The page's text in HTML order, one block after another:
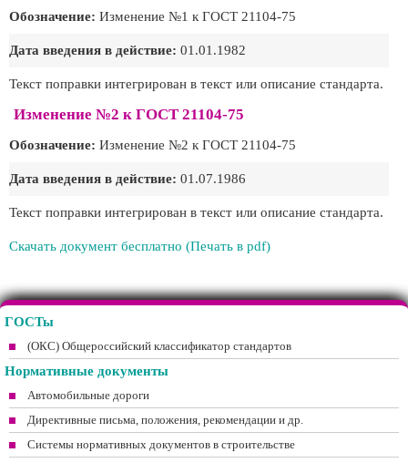
Обозначение: Изменение №1 к ГОСТ 21104-75
Дата введения в действие: 01.01.1982
Текст поправки интегрирован в текст или описание стандарта.
Изменение №2 к ГОСТ 21104-75
Обозначение: Изменение №2 к ГОСТ 21104-75
Дата введения в действие: 01.07.1986
Текст поправки интегрирован в текст или описание стандарта.
Скачать документ бесплатно (Печать в pdf)
ГОСТы
(ОКС) Общероссийский классификатор стандартов
Нормативные документы
Автомобильные дороги
Директивные письма, положения, рекомендации и др.
Системы нормативных документов в строительстве